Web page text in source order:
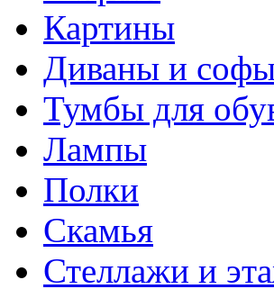
Картины
Диваны и
Тумбы для
Лампы
Полки
Скамья
Стеллажи и